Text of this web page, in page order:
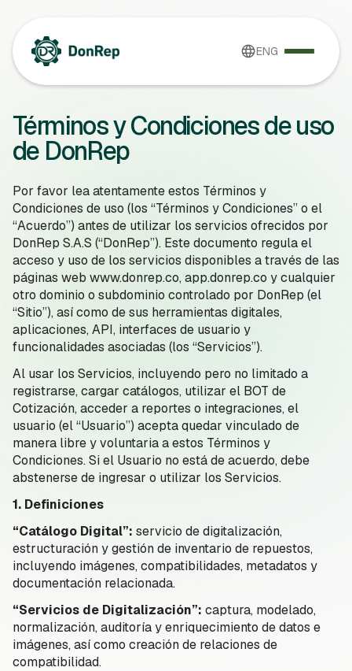
ENG
Términos y Condiciones de uso
de DonRep
Por favor lea atentamente estos Términos y
Condiciones de uso (los “Términos y Condiciones” o el
“Acuerdo”) antes de utilizar los servicios ofrecidos por
DonRep S.A.S (“DonRep”). Este documento regula el
acceso y uso de los servicios disponibles a través de las
páginas web www.donrep.co, app.donrep.co y cualquier
otro dominio o subdominio controlado por DonRep (el
“Sitio”), así como de sus herramientas digitales,
aplicaciones, API, interfaces de usuario y
funcionalidades asociadas (los “Servicios”).
Al usar los Servicios, incluyendo pero no limitado a
registrarse, cargar catálogos, utilizar el BOT de
Cotización, acceder a reportes o integraciones, el
usuario (el “Usuario”) acepta quedar vinculado de
manera libre y voluntaria a estos Términos y
Condiciones. Si el Usuario no está de acuerdo, debe
abstenerse de ingresar o utilizar los Servicios.
1. Definiciones
“Catálogo Digital”: servicio de digitalización,
estructuración y gestión de inventario de repuestos,
incluyendo imágenes, compatibilidades, metadatos y
documentación relacionada.
“Servicios de Digitalización”: captura, modelado,
normalización, auditoría y enriquecimiento de datos e
imágenes, así como creación de relaciones de
compatibilidad.